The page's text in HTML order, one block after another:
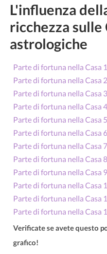
L'influenza
ricchezza sulle
astrologiche
Parte di fortuna nella Casa 1
Parte di fortuna nella Casa 2
Parte di fortuna nella Casa 3
Parte di fortuna nella Casa 4
Parte di fortuna nella Casa 5
Parte di fortuna nella Casa 6
Parte di fortuna nella Casa 7
Parte di fortuna nella Casa 8
Parte di fortuna nella Casa 9
Parte di fortuna nella Casa
Parte di fortuna nella Casa
Parte di fortuna nella Casa
Verificate se avete questo
grafico!